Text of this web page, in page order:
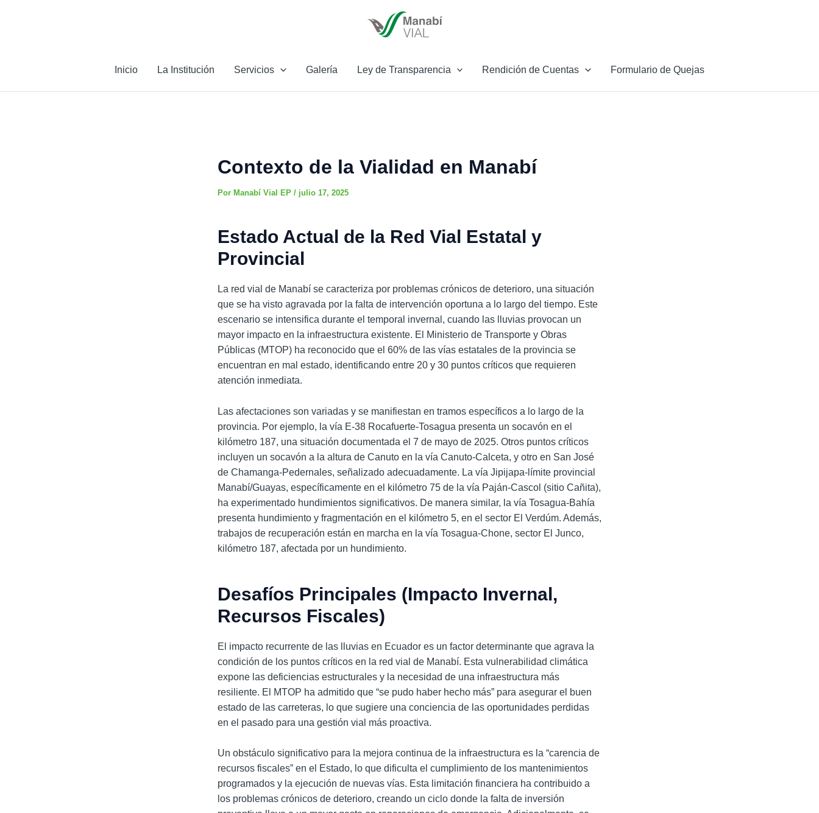
Inicio La Institución Servicios Galería Ley de Transparencia Rendición de Cuentas Formulario de Quejas
Contexto de la Vialidad en Manabí
Por Manabí Vial EP / julio 17, 2025
Estado Actual de la Red Vial Estatal y
Provincial
La red vial de Manabí se caracteriza por problemas crónicos de deterioro, una situación
que se ha visto agravada por la falta de intervención oportuna a lo largo del tiempo. Este
escenario se intensifica durante el temporal invernal, cuando las lluvias provocan un
mayor impacto en la infraestructura existente. El Ministerio de Transporte y Obras
Públicas (MTOP) ha reconocido que el 60% de las vías estatales de la provincia se
encuentran en mal estado, identificando entre 20 y 30 puntos críticos que requieren
atención inmediata.
Las afectaciones son variadas y se manifiestan en tramos específicos a lo largo de la
provincia. Por ejemplo, la vía E-38 Rocafuerte-Tosagua presenta un socavón en el
kilómetro 187, una situación documentada el 7 de mayo de 2025. Otros puntos críticos
incluyen un socavón a la altura de Canuto en la vía Canuto-Calceta, y otro en San José
de Chamanga-Pedernales, señalizado adecuadamente. La vía Jipijapa-límite provincial
Manabí/Guayas, específicamente en el kilómetro 75 de la vía Paján-Cascol (sitio Cañita),
ha experimentado hundimientos significativos. De manera similar, la vía Tosagua-Bahía
presenta hundimiento y fragmentación en el kilómetro 5, en el sector El Verdúm. Además,
trabajos de recuperación están en marcha en la vía Tosagua-Chone, sector El Junco,
kilómetro 187, afectada por un hundimiento.
Desafíos Principales (Impacto Invernal,
Recursos Fiscales)
El impacto recurrente de las lluvias en Ecuador es un factor determinante que agrava la
condición de los puntos críticos en la red vial de Manabí. Esta vulnerabilidad climática
expone las deficiencias estructurales y la necesidad de una infraestructura más
resiliente. El MTOP ha admitido que “se pudo haber hecho más” para asegurar el buen
estado de las carreteras, lo que sugiere una conciencia de las oportunidades perdidas
en el pasado para una gestión vial más proactiva.
Un obstáculo significativo para la mejora continua de la infraestructura es la “carencia de
recursos fiscales” en el Estado, lo que dificulta el cumplimiento de los mantenimientos
programados y la ejecución de nuevas vías. Esta limitación financiera ha contribuido a
los problemas crónicos de deterioro, creando un ciclo donde la falta de inversión